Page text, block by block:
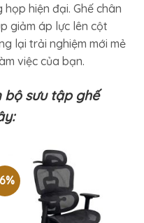
hiện đại. Ghế chân
giảm áp lực lên cột
lại trải nghiệm mới mẻ
việc của bạn.
sưu tập ghế